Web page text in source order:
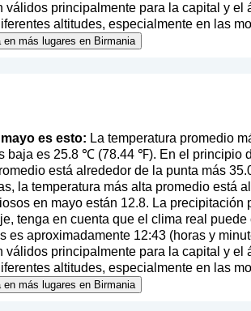
principalmente para la capital y el
altitudes, especialmente en las
más lugares en Birmania
es esto: La temperatura promedio
baja es 25.8 ℃ (78.44 ℉). En el principio
está alrededor de la punta más
la temperatura más alta promedio está
en mayo están 12.8. La precipitación
tenga en cuenta que el clima real
aproximadamente 12:43 (horas y
principalmente para la capital y el
altitudes, especialmente en las
más lugares en Birmania